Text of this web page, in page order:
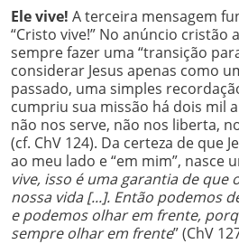
Ele vive! A terceira mensagem
“Cristo vive!” No anúncio cristão
sempre fazer uma “transição
considerar Jesus apenas como
passado, uma simples
cumpriu sua missão há dois mil
não nos serve, não nos liberta,
(cf. ChV 124). Da certeza de que
ao meu lado e “em mim”, nasce
vive, isso é uma garantia de
nossa vida [...]. Então podemos
e podemos olhar em frente,
sempre olhar em frente” (ChV